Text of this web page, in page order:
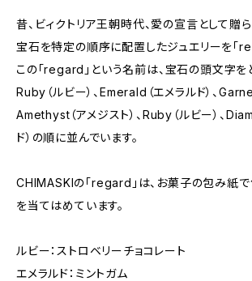
昔、ビィクトリア王朝時代、愛の宣言として贈
宝石を特定の順序に配置したジュエリーを「
この「regard」という名前は、宝石の頭文字を
Ruby（ルビー）、Emerald（エメラルド）、Garnet
Amethyst（アメジスト）、Ruby（ルビー）、
ド）の順に並んでいます。
CHIMASKIの「regard」は、お菓子の包み紙
を当てはめています。
ルビー：ストロベリーチョコレート
エメラルド：ミントガム